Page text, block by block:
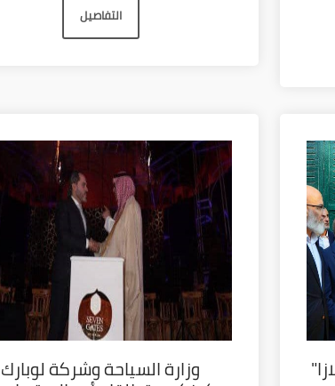
التفاصيل
وزارة السياحة وشركة لوبارك